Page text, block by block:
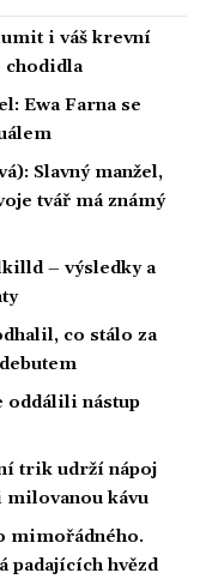
i váš krevní
chodidla
Ewa Farna se
Slavný manžel,
tvář má známý
– výsledky a
co stálo za
oddálili nástup
trik udrží nápoj
milovanou kávu
mimořádného.
padajících hvězd